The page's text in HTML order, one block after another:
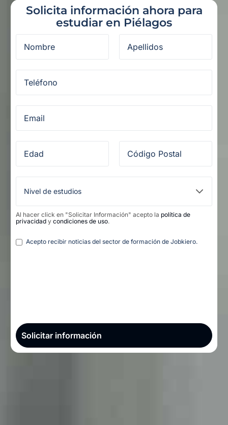
Solicita información ahora para
estudiar en Piélagos
Al hacer click en "Solicitar Información" acepto la política de
privacidad y condiciones de uso.
Legal
Acepto recibir noticias del sector de formación de Jobkiero.